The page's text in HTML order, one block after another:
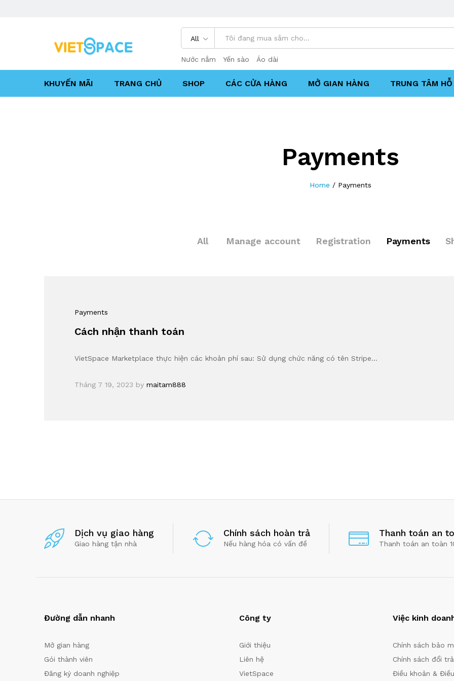
All
Nước nắm Yến sào Áo dài
KHUYẾN MÃI TRANG CHỦ SHOP CÁC CỬA HÀNG MỞ GIAN HÀNG TRUNG TÂM
Payments
Home / Payments
All Manage account Registration Payments
Payments
Cách nhận thanh toán
VietSpace Marketplace thực hiện các khoản phí sau: Sử dụng chức năng có tên Stripe…
Tháng 7 19, 2023 by maitam888
Dịch vụ giao hàng
Giao hàng tận nhà
Chính sách hoàn trả
Nếu hàng hóa có vấn đề
Thanh toán an
Thanh toán an toàn
Đường dẫn nhanh
Mở gian hàng
Gói thành viên
Đăng ký doanh nghiệp
Công ty
Giới thiệu
Liên hệ
VietSpace
Việc kinh
Chính sách bảo
Chính sách đổi
Điều khoản &